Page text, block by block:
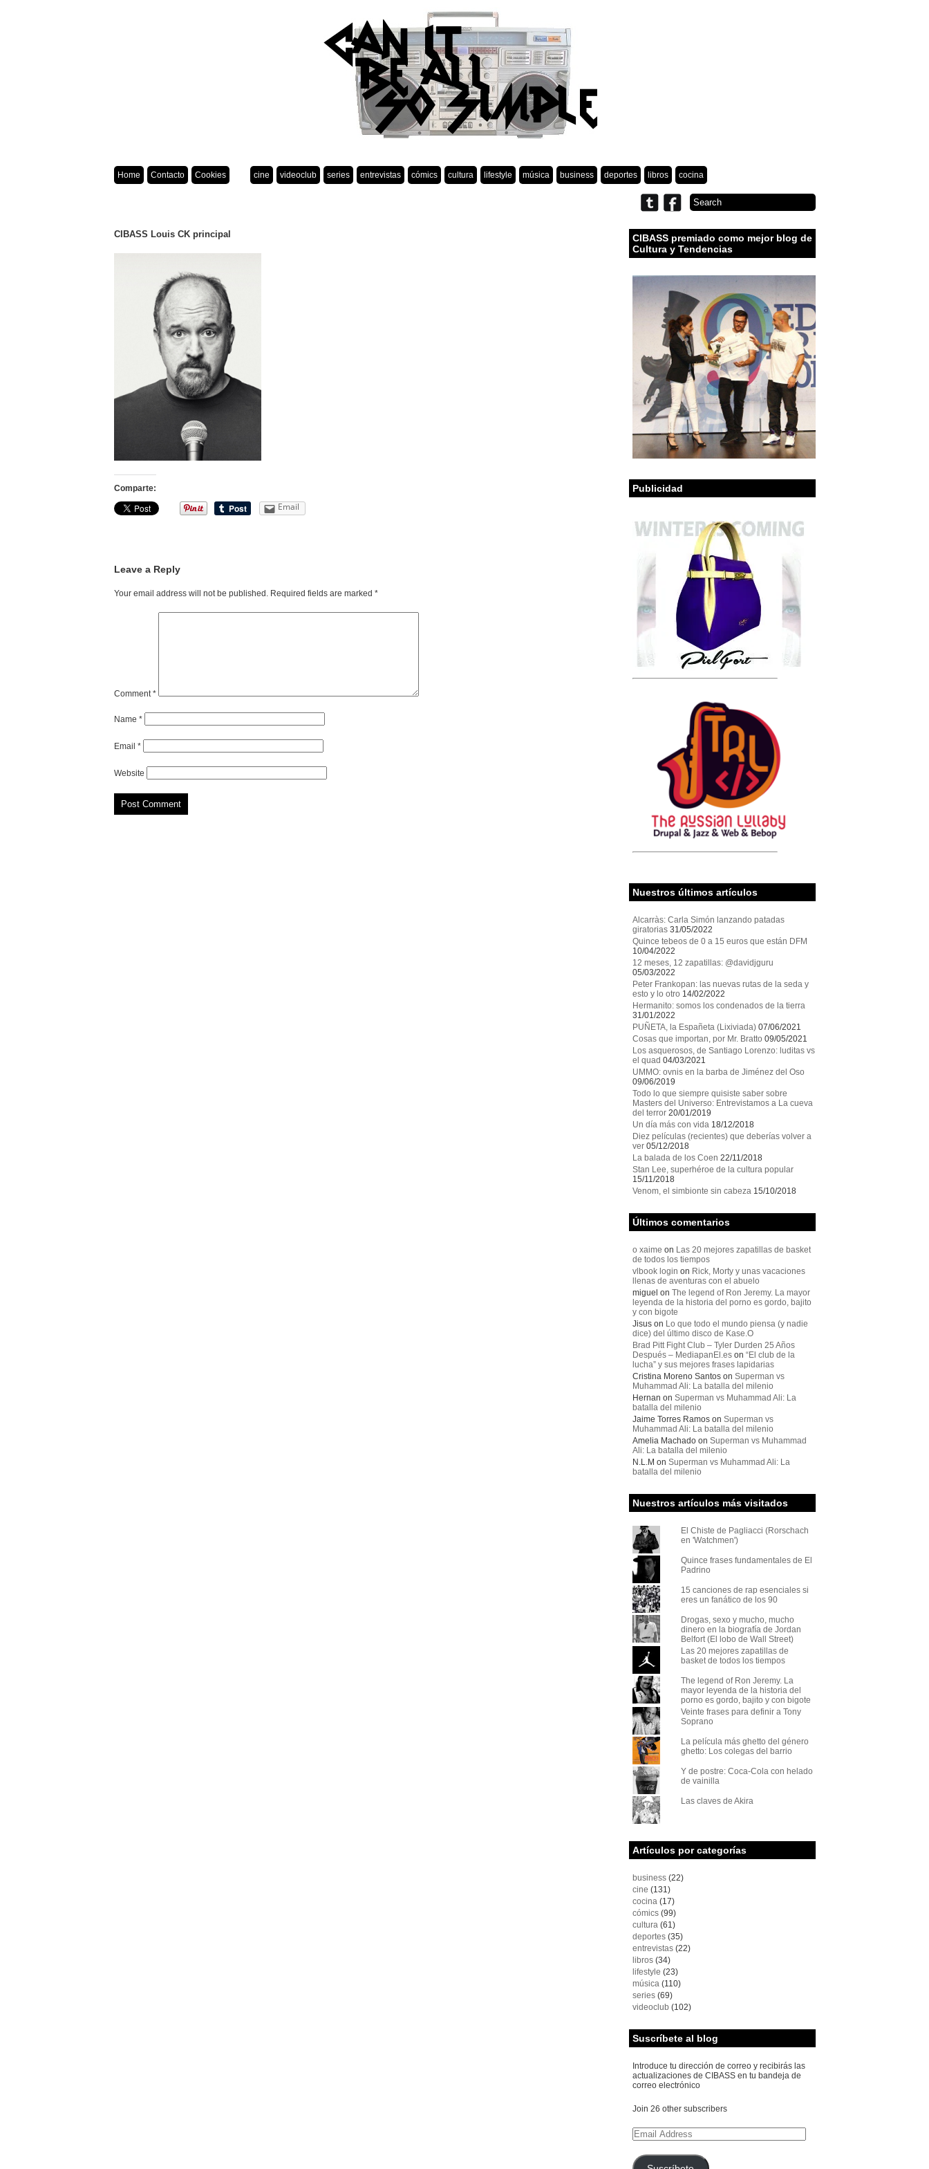
Home Contacto Cookies cine videoclub series entrevistas cómics cultura lifestyle música business deportes libros cocina
CIBASS Louis CK principal
Comparte:
Email
Leave a Reply
Your email address will not be published. Required fields are marked *
Comment*
Name *
Email *
Website
CIBASS premiado como mejor blog de
Cultura y Tendencias
Publicidad
Nuestros últimos artículos
Alcarràs: Carla Simón lanzando patadas
giratorias 31/05/2022
Quince tebeos de 0 a 15 euros que están DFM
10/04/2022
12 meses, 12 zapatillas: @davidjguru
05/03/2022
Peter Frankopan: las nuevas rutas de la seda y
esto y lo otro 14/02/2022
Hermanito: somos los condenados de la tierra
31/01/2022
PUÑETA, la Españeta (Lixiviada) 07/06/2021
Cosas que importan, por Mr. Bratto 09/05/2021
Los asquerosos, de Santiago Lorenzo: luditas vs
el quad 04/03/2021
UMMO: ovnis en la barba de Jiménez del Oso
09/06/2019
Todo lo que siempre quisiste saber sobre
Masters del Universo: Entrevistamos a La cueva
del terror 20/01/2019
Un día más con vida 18/12/2018
Diez películas (recientes) que deberías volver a
ver 05/12/2018
La balada de los Coen 22/11/2018
Stan Lee, superhéroe de la cultura popular
15/11/2018
Venom, el simbionte sin cabeza 15/10/2018
Últimos comentarios
o xaime on Las 20 mejores zapatillas de basket
de todos los tiempos
vlbook login on Rick, Morty y unas vacaciones
llenas de aventuras con el abuelo
miguel on The legend of Ron Jeremy. La mayor
leyenda de la historia del porno es gordo, bajito
y con bigote
Jisuson Lo que todo el mundo piensa (y nadie
dice) del último disco de Kase.O
Brad Pitt Fight Club – Tyler Durden 25 Años
Después – MediapanEl.eson “El club de la
lucha” y sus mejores frases lapidarias
Cristina Moreno Santoson Superman vs
Muhammad Ali: La batalla del milenio
Hernan on Superman vs Muhammad Ali: La
batalla del milenio
Jaime Torres Ramoson Superman vs
Muhammad Ali: La batalla del milenio
Amelia Machadoon Superman vs Muhammad
Ali: La batalla del milenio
N.L.M on Superman vs Muhammad Ali: La
batalla del milenio
Nuestros artículos más visitados
El Chiste de Pagliacci (Rorschach
en 'Watchmen')
Quince frases fundamentales de El
Padrino
15 canciones de rap esenciales si
eres un fanático de los 90
Drogas, sexo y mucho, mucho
dinero en la biografía de Jordan
Belfort (El lobo de Wall Street)
Las 20 mejores zapatillas de
basket de todos los tiempos
The legend of Ron Jeremy. La
mayor leyenda de la historia del
porno es gordo, bajito y con bigote
Veinte frases para definir a Tony
Soprano
La película más ghetto del género
ghetto: Los colegas del barrio
Y de postre: Coca-Cola con helado
de vainilla
Las claves de Akira
Artículos por categorías
business(22)
cine (131)
cocina(17)
cómics(99)
cultura(61)
deportes(35)
entrevistas(22)
libros(34)
lifestyle (23)
música(110)
series(69)
videoclub (102)
Suscríbete al blog
Introduce tu dirección de correo y recibirás las
actualizaciones de CIBASS en tu bandeja de
correo electrónico
Join 26 other subscribers
Email
Address